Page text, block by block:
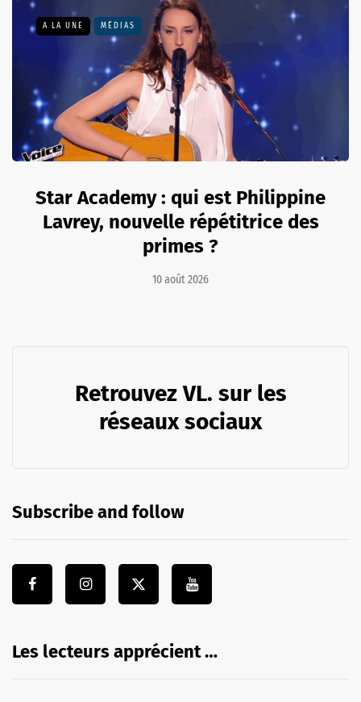
A LA UNE MÉDIAS
Star Academy : qui est Philippine
Lavrey, nouvelle répétitrice des
primes ?
10 août 2026
Retrouvez VL. sur les
réseaux sociaux
Subscribe and follow
Les lecteurs apprécient …